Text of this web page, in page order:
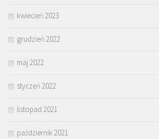
kwiecień 2023
grudzień 2022
maj 2022
styczeń 2022
listopad 2021
październik 2021